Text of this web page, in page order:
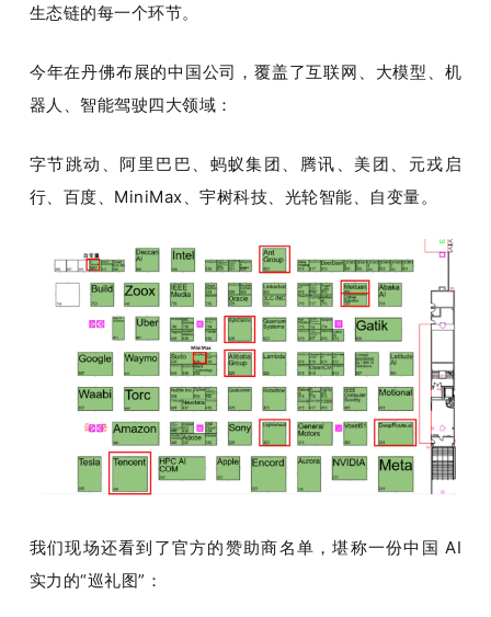
生态链的每一个环节。
今年在丹佛布展的中国公司，覆盖了互联网、大模型、机
器人、智能驾驶四大领域：
字节跳动、阿里巴巴、蚂蚁集团、腾讯、美团、元戎启
行、百度、MiniMax、宇树科技、光轮智能、自变量。
我们现场还看到了官方的赞助商名单，堪称一份中国 AI
实力的“巡礼图”：